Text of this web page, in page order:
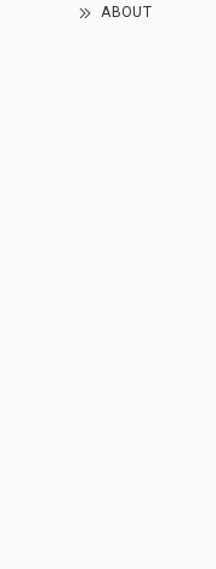
ABOUT